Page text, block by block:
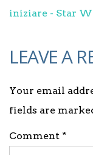
iniziare - Star
LEAVE A
Your email
fields are
Comment *